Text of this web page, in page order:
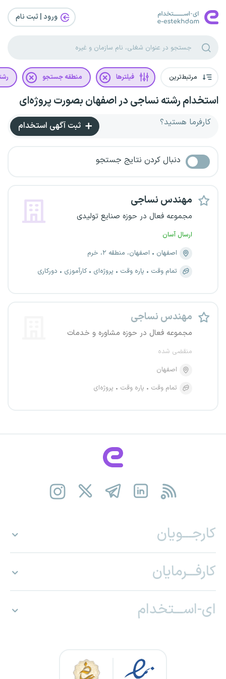
ورود | ثبت‌ نام
مرتبط‌ترین فیلترها منطقه جستجو
استخدام رشته نساجی در اصفهان بصورت پروژه‌ای
کارفرما هستید؟ ثبت آگهی استخدام
دنبال کردن نتایج جستجو
مهندس نساجی
مجموعه فعال در حوزه صنایع تولیدی
ارسال آسان
اصفهان
اصفهان، منطقه ۲، خرم
تمام وقت
پاره وقت پروژه‌ای کارآموزی دورکاری
مهندس نساجی
مجموعه فعال در حوزه مشاوره و خدمات
منقضی شده
اصفهان
تمام وقت
پاره وقت پروژه‌ای
کارجـــویان
کارفـــرمایان
ای-اســـتخدام